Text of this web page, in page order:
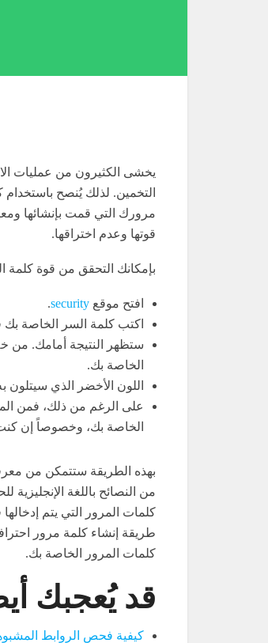
يخشى الكثيرون من عمليات
التخمين. لذلك يُنصح
مرورك التي قمت بإنشائها
قوتها وعدم اختراقها.
بإمكانك التحقق من قوة كلمة
افتح موقع security
.
اكتب كلمة السر الخاصة
ستظهر النتيجة أمامك. من
الخاصة بك.
اللون الأخضر الذي
على الرغم من ذلك، فمن
الخاصة بك، وخصوصاً إن
بهذه الطريقة ستتمكن من
من النصائح باللغة
طريقة إنشاء كلمة مرور
كلمات المرور الخاصة بك.
قد يُعجبك
كيفية فحص الروابط